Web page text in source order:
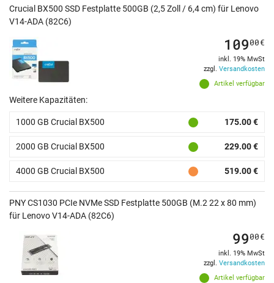
Crucial BX500 SSD Festplatte 500GB (2,5 Zoll / 6,4 cm) für Lenovo
V14-ADA (82C6)
Artikel verfügbar
10900€
inkl. 19% MwSt
zzgl. Versandkosten
Weitere Kapazitäten:
1000 GB Crucial BX500 175.00 €
2000 GB Crucial BX500 229.00 €
4000 GB Crucial BX500 519.00 €
PNY CS1030 PCIe NVMe SSD Festplatte 500GB (M.2 22 x 80 mm)
für Lenovo V14-ADA (82C6)
Artikel verfügbar
9900€
inkl. 19% MwSt
zzgl. Versandkosten